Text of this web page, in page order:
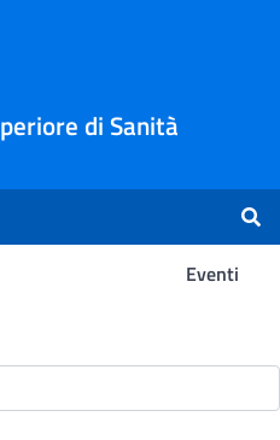
di Sanità
Eventi
Ricerca -